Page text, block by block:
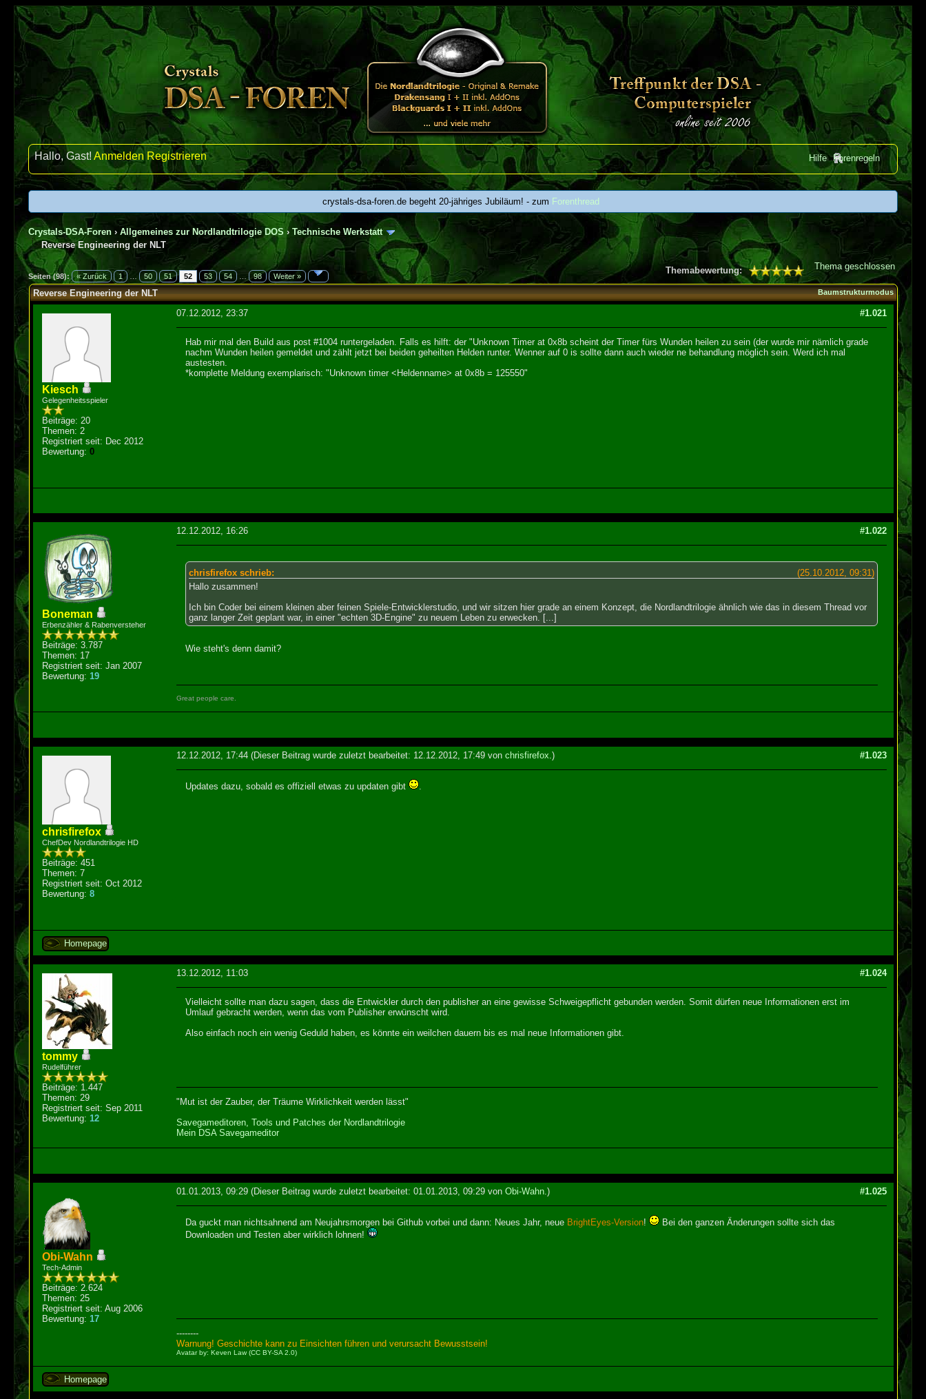
Hilfe Forenregeln
Hallo, Gast!Anmelden Registrieren
crystals-dsa-foren.de begeht 20-jähriges Jubiläum! - zum Forenthread
Crystals-DSA-Foren ›Allgemeines zur Nordlandtrilogie DOS ›Technische Werkstatt
Reverse Engineering der NLT
Seiten (98): « Zurück 1 … 50 51 52 53 54 … 98 Weiter »
Thema geschlossen
Themabewertung:
5 Bewertung(en) - 5 im Durchschnitt
1
2
3
4
5
Baumstrukturmodus
Reverse Engineering der NLT
Kiesch
Gelegenheitsspieler
Beiträge: 20
Themen: 2
Registriert seit: Dec 2012
Bewertung: 0
#1.021
07.12.2012, 23:37
Hab mir mal den Build aus post #1004 runtergeladen. Falls es hilft: der "Unknown Timer at 0x8b scheint der Timer fürs Wunden heilen zu sein (der wurde mir nämlich grade
nachm Wunden heilen gemeldet und zählt jetzt bei beiden geheilten Helden runter. Wenner auf 0 is sollte dann auch wieder ne behandlung möglich sein. Werd ich mal
austesten.
*komplette Meldung exemplarisch: "Unknown timer <Heldenname> at 0x8b = 125550"
Boneman
Erbenzähler & Rabenversteher
Beiträge: 3.787
Themen: 17
Registriert seit: Jan 2007
Bewertung: 19
#1.022
12.12.2012, 16:26
(25.10.2012, 09:31)
chrisfirefox schrieb:
Hallo zusammen!
Ich bin Coder bei einem kleinen aber feinen Spiele-Entwicklerstudio, und wir sitzen hier grade an einem Konzept, die Nordlandtrilogie ähnlich wie das in diesem Thread vor
ganz langer Zeit geplant war, in einer "echten 3D-Engine" zu neuem Leben zu erwecken. [...]
Wie steht's denn damit?
Great people care.
chrisfirefox
ChefDev Nordlandtrilogie HD
Beiträge: 451
Themen: 7
Registriert seit: Oct 2012
Bewertung: 8
#1.023
12.12.2012, 17:44 (Dieser Beitrag wurde zuletzt bearbeitet: 12.12.2012, 17:49 von chrisfirefox .)
Updates dazu, sobald es offiziell etwas zu updaten gibt .
Homepage
tommy
Rudelführer
Beiträge: 1.447
Themen: 29
Registriert seit: Sep 2011
Bewertung: 12
#1.024
13.12.2012, 11:03
Vielleicht sollte man dazu sagen, dass die Entwickler durch den publisher an eine gewisse Schweigepflicht gebunden werden. Somit dürfen neue Informationen erst im
Umlauf gebracht werden, wenn das vom Publisher erwünscht wird.
Also einfach noch ein wenig Geduld haben, es könnte ein weilchen dauern bis es mal neue Informationen gibt.
"Mut ist der Zauber, der Träume Wirklichkeit werden lässt"
Savegameditoren, Tools und Patches der Nordlandtrilogie
Mein DSA Savegameditor
Obi-Wahn
Tech-Admin
Beiträge: 2.624
Themen: 25
Registriert seit: Aug 2006
Bewertung: 17
#1.025
01.01.2013, 09:29 (Dieser Beitrag wurde zuletzt bearbeitet: 01.01.2013, 09:29 von Obi-Wahn.)
Da guckt man nichtsahnend am Neujahrsmorgen bei Github vorbei und dann: Neues Jahr, neue BrightEyes-Version!
Bei den ganzen Änderungen sollte sich das
Downloaden und Testen aber wirklich lohnen!
--------
Warnung! Geschichte kann zu Einsichten führen und verursacht Bewusstsein!
Avatar by: Keven Law (CC BY-SA 2.0)
Homepage